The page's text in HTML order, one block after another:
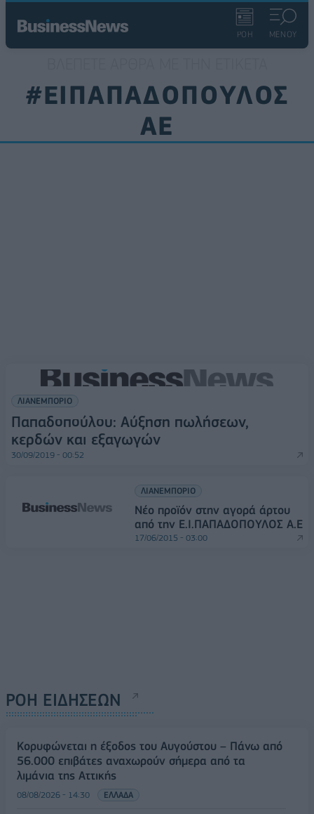
ΡΟΗ ΜΕΝΟΥ
#ΕΙΠΑΠΑΔΟΠΟΥΛΟΣ
AE
ΛΙΑΝΕΜΠΟΡΙΟ
Παπαδοπούλου: Αύξηση πωλήσεων,
κερδών και εξαγωγών
30/09/2019 - 00:52
ΛΙΑΝΕΜΠΟΡΙΟ
Νέο προϊόν στην αγορά άρτου
από την Ε.Ι.ΠΑΠΑΔΟΠΟΥΛΟΣ A.E
17/06/2015 - 03:00
ΡΟΗ ΕΙΔΗΣΕΩΝ
Κορυφώνεται η έξοδος του Αυγούστου – Πάνω από
56.000 επιβάτες αναχωρούν σήμερα από τα
λιμάνια της Αττικής
08/08/2026 - 14:30 ΕΛΛΑΔΑ